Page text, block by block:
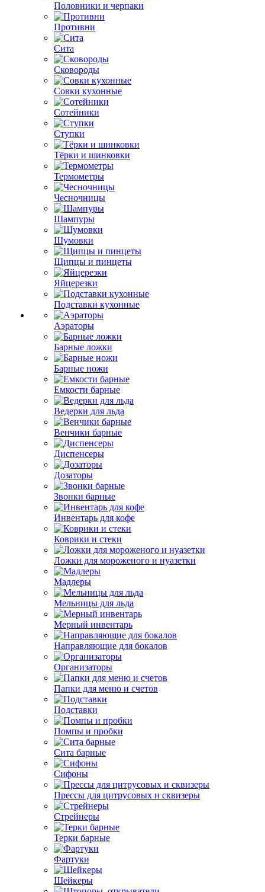
Половники и черпаки
Противни
Сита
Сковороды
Совки кухонные
Сотейники
Ступки
Тёрки и шинковки
Термометры
Чесночницы
Шампуры
Шумовки
Щипцы и пинцеты
Яйцерезки
Подставки кухонные
Аэраторы
Барные ложки
Барные ножи
Емкости барные
Ведерки для льда
Венчики барные
Диспенсеры
Дозаторы
Звонки барные
Инвентарь для кофе
Коврики и стеки
Ложки для мороженого и нуазетки
Мадлеры
Мельницы для льда
Мерный инвентарь
Направляющие для бокалов
Организаторы
Папки для меню и счетов
Подставки
Помпы и пробки
Сита барные
Сифоны
Прессы для цитрусовых и сквизеры
Стрейнеры
Терки барные
Фартуки
Шейкеры